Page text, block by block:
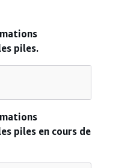
piles.
piles en cours de